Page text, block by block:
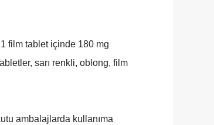
film tablet içinde 180 mg
sarı renkli, oblong, film
ambalajlarda kullanıma